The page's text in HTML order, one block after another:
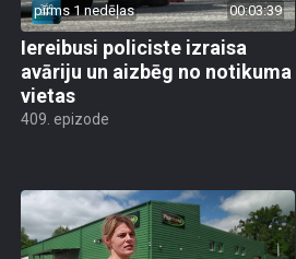
pirms 1 nedēļas 00:03:39
Iereibusi policiste izraisa
avāriju un aizbēg no notikuma
vietas
409. epizode